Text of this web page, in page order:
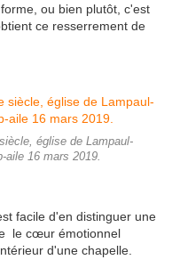
ou bien plutôt, c'est
ce resserrement de
église de Lampaul-
aile 16 mars 2019.
facile d'en distinguer une
le cœur émotionnel
d'une chapelle.